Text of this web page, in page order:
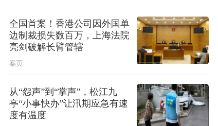
台风“白海豚”影响我国已成定局 即将
进入48小时台风警戒线
外交部：日本“再军事化”已成地区和平
稳现实威胁，必须高度警惕
全国首案！香港公司因外国单
边制裁损失数百万，上海法院
亮剑破解长臂管辖
案页
从“怨声”到“掌声”，松江九
亭“小事快办”让汛期应急有速
度有温度